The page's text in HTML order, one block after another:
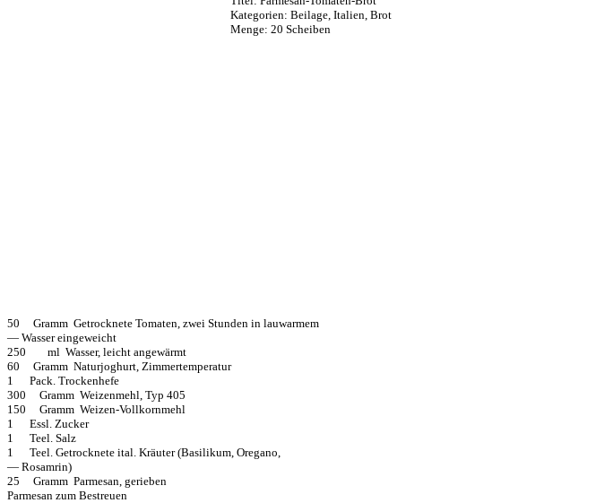
Kategorien: Beilage, Italien, Brot
Menge: 20 Scheiben
50 Gramm Getrocknete Tomaten, zwei Stunden in lauwarmem
— Wasser eingeweicht
250 ml Wasser, leicht angewärmt
60 Gramm Naturjoghurt, Zimmertemperatur
1 Pack. Trockenhefe
300 Gramm Weizenmehl, Typ 405
150 Gramm Weizen-Vollkornmehl
1 Essl. Zucker
1 Teel. Salz
1 Teel. Getrocknete ital. Kräuter (Basilikum, Oregano,
— Rosamrin)
25 Gramm Parmesan, gerieben
Parmesan zum Bestreuen